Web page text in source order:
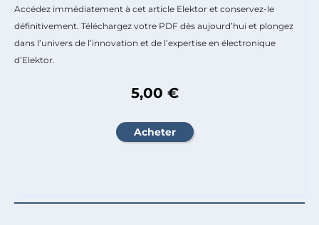
Accédez immédiatement à cet article Elektor et conservez-le
définitivement. Téléchargez votre PDF dès aujourd’hui et plongez
dans l’univers de l’innovation et de l’expertise en électronique
d’Elektor.
5,00 €